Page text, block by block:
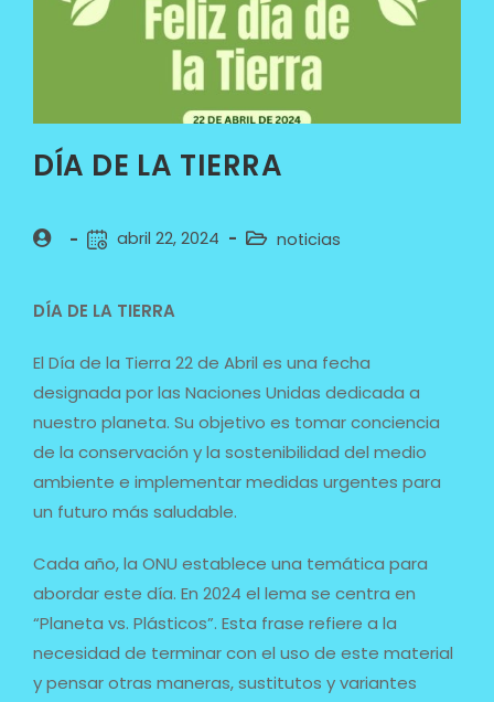
DÍA DE LA TIERRA
abril 22, 2024 noticias
DÍA DE LA TIERRA
El Día de la Tierra 22 de Abril es una fecha
designada por las Naciones Unidas dedicada a
nuestro planeta. Su objetivo es tomar conciencia
de la conservación y la sostenibilidad del medio
ambiente e implementar medidas urgentes para
un futuro más saludable.
Cada año, la ONU establece una temática para
abordar este día. En 2024 el lema se centra en
“Planeta vs. Plásticos”. Esta frase refiere a la
necesidad de terminar con el uso de este material
y pensar otras maneras, sustitutos y variantes